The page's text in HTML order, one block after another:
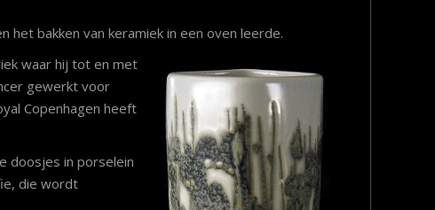
het bakken van keramiek in een oven leerde.
waar hij tot en met
gewerkt voor
Copenhagen heeft
doosjes in porselein
die wordt